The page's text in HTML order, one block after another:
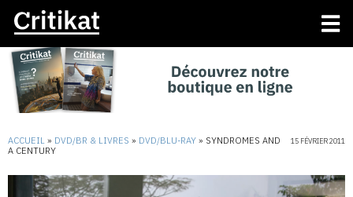
ACCUEIL » DVD/BR & LIVRES » DVD/BLU-RAY » SYNDROMES AND
A CENTURY
15 FÉVRIER 2011